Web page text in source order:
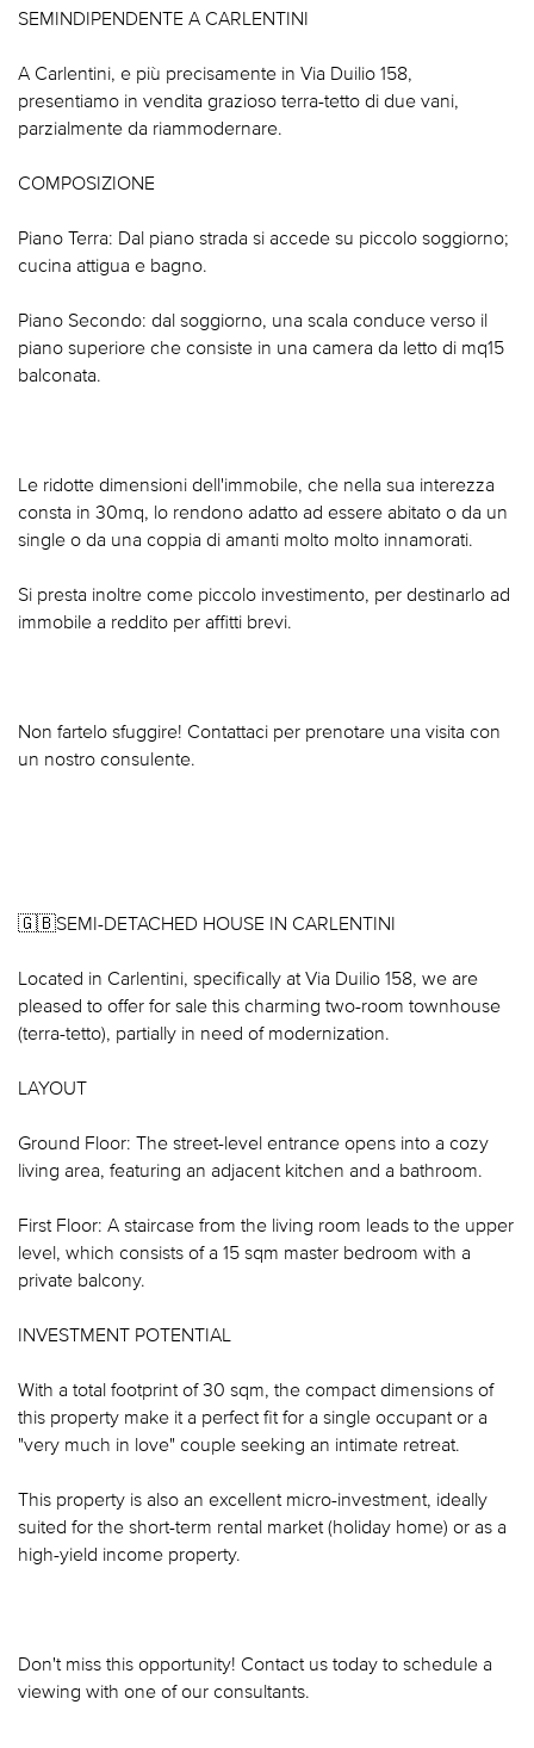
SEMINDIPENDENTE A CARLENTINI
A Carlentini, e più precisamente in Via Duilio 158,
presentiamo in vendita grazioso terra-tetto di due vani,
parzialmente da riammodernare.
COMPOSIZIONE
Piano Terra: Dal piano strada si accede su piccolo soggiorno;
cucina attigua e bagno.
Piano Secondo: dal soggiorno, una scala conduce verso il
piano superiore che consiste in una camera da letto di mq15
balconata.
Le ridotte dimensioni dell'immobile, che nella sua interezza
consta in 30mq, lo rendono adatto ad essere abitato o da un
single o da una coppia di amanti molto molto innamorati.
Si presta inoltre come piccolo investimento, per destinarlo ad
immobile a reddito per affitti brevi.
Non fartelo sfuggire! Contattaci per prenotare una visita con
un nostro consulente.
🇬🇧SEMI-DETACHED HOUSE IN CARLENTINI
Located in Carlentini, specifically at Via Duilio 158, we are
pleased to offer for sale this charming two-room townhouse
(terra-tetto), partially in need of modernization.
LAYOUT
Ground Floor: The street-level entrance opens into a cozy
living area, featuring an adjacent kitchen and a bathroom.
First Floor: A staircase from the living room leads to the upper
level, which consists of a 15 sqm master bedroom with a
private balcony.
INVESTMENT POTENTIAL
With a total footprint of 30 sqm, the compact dimensions of
this property make it a perfect fit for a single occupant or a
"very much in love" couple seeking an intimate retreat.
This property is also an excellent micro-investment, ideally
suited for the short-term rental market (holiday home) or as a
high-yield income property.
Don't miss this opportunity! Contact us today to schedule a
viewing with one of our consultants.